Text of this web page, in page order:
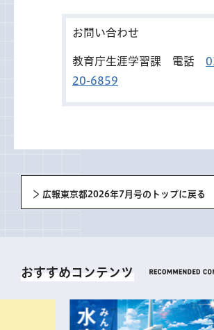
お問い合わせ
教育庁生涯学習課 電話
20-6859
広報東京都2026年7月号のトップに戻る
おすすめコンテンツ